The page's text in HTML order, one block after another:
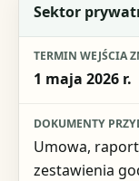
Sektor
1 maja 2026 r.
Umowa,
zestawienia